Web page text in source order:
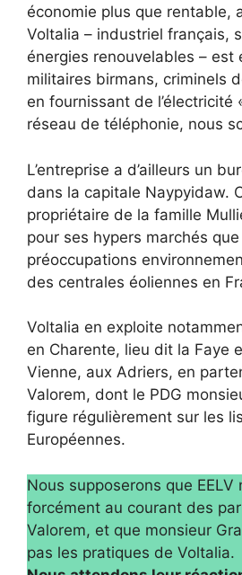
économie plus que rentable,
Voltalia – industriel français,
énergies renouvelables – est
militaires birmans, criminels
en fournissant de l’électricité
réseau de téléphonie, nous
L’entreprise a d’ailleurs un
dans la capitale Naypyidaw.
propriétaire de la famille
pour ses hypers marchés
préoccupations
des centrales éoliennes en
Voltalia en exploite
en Charente, lieu dit la Faye
Vienne, aux Adriers, en
Valorem, dont le PDG
figure régulièrement sur les
Européennes.
Nous supposerons que EELV
forcément au courant des
Valorem, et que monsieur
pas les pratiques de Voltalia.